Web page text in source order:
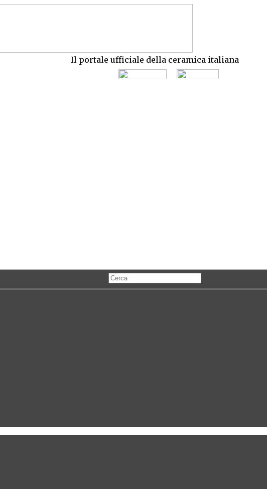
Il portale ufficiale della ceramica italiana